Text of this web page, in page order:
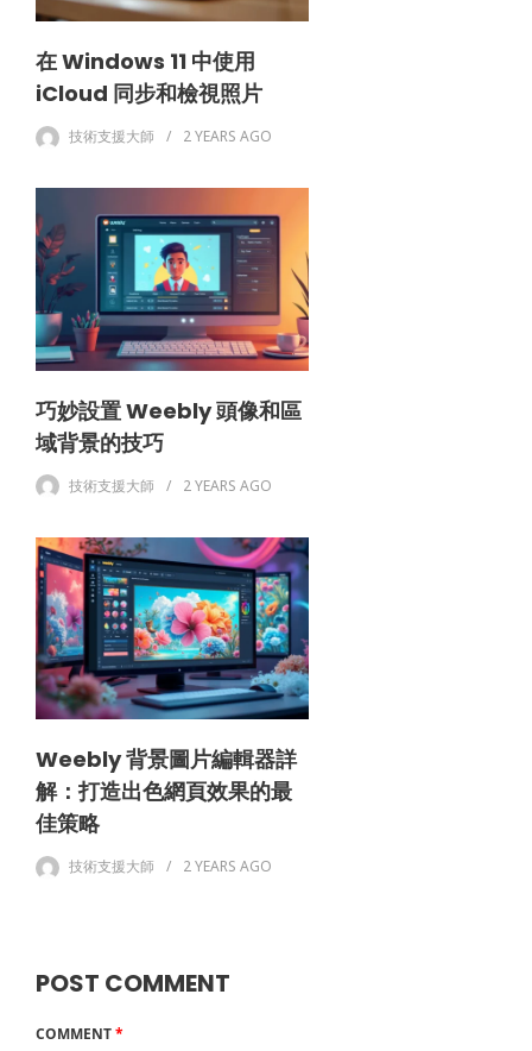
在 Windows 11 中使用
iCloud 同步和檢視照片
技術支援大師 2 YEARS AGO
巧妙設置 Weebly 頭像和區
域背景的技巧
技術支援大師 2 YEARS AGO
Weebly 背景圖片編輯器詳
解：打造出色網頁效果的最
佳策略
技術支援大師 2 YEARS AGO
POST COMMENT
COMMENT*